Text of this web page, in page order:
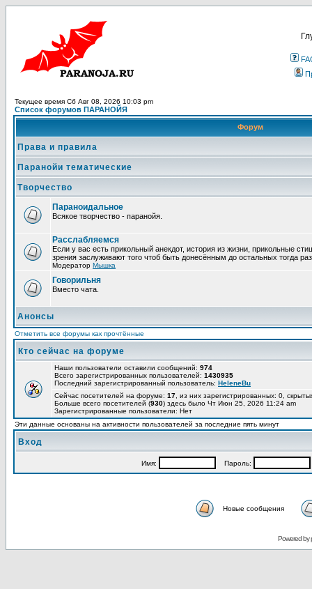
Текущее время Сб Авг 08, 2026 10:03 pm
Список форумов ПАРАНОЙЯ
Форум
Права и правила
Паранойи тематические
Творчество
Параноидальное
Всякое творчество - паранойя.
Расслабляемся
Если у вас есть прикольный анекдот, история из жизни, прикольные
зрения заслуживают того чтоб быть донесённым до остальных тогда
Модератор Мышка
Говорильня
Вместо чата.
Анонсы
Отметить все форумы как прочтённые
Кто сейчас на форуме
Наши пользователи оставили сообщений: 974
Всего зарегистрированных пользователей: 1430935
Последний зарегистрированный пользователь: HeleneBu
Сейчас посетителей на форуме: 17 , из них зарегистрированных: 0,
Больше всего посетителей (930) здесь было Чт Июн 25, 2026 11:24 am
Зарегистрированные пользователи: Нет
Эти данные основаны на активности пользователей за последние пять минут
Вход
Имя: Пароль:
Новые сообщения
Powered by